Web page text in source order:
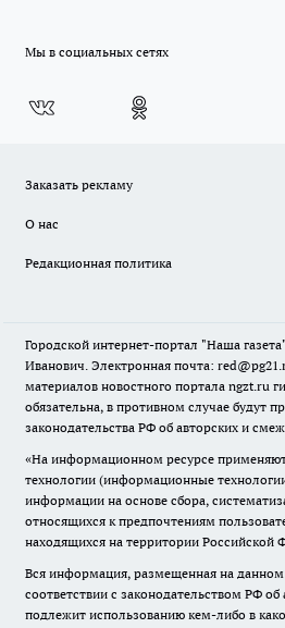
Мы в социальных сетях
Заказать рекламу
О нас
Редакционная политика
Городской интернет-портал "Наша
Иванович. Электронная почта:
материалов новостного портала ngzt.ru
обязательна, в противном случае будут
законодательства РФ об авторских и
«На информационном ресурсе
технологии (информационные
информации на основе сбора,
относящихся к предпочтениям
находящихся на территории Российской
Вся информация, размещенная на данном
соответствии с законодательством РФ
подлежит использованию кем-либо в